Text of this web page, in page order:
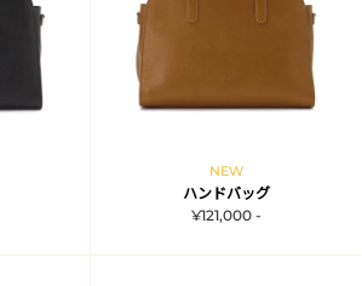
NEW
ハンドバッグ
¥121,000 -